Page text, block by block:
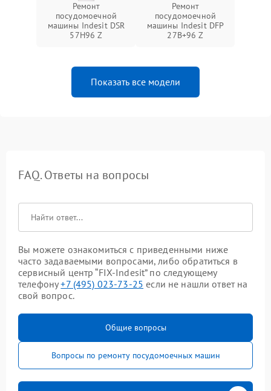
Ремонт
посудомоечной
машины Indesit DSR
57H96 Z
Ремонт
посудомоечной
машины Indesit DFP
27B+96 Z
Показать все модели
FAQ. Ответы на вопросы
Вы можете ознакомиться с приведенными ниже
часто задаваемыми вопросами, либо обратиться в
сервисный центр “FIX-Indesit” по следующему
телефону+7 (495) 023-73-25 если не нашли ответ на
свой вопрос.
Общие вопросы
Вопросы по ремонту посудомоечных машин